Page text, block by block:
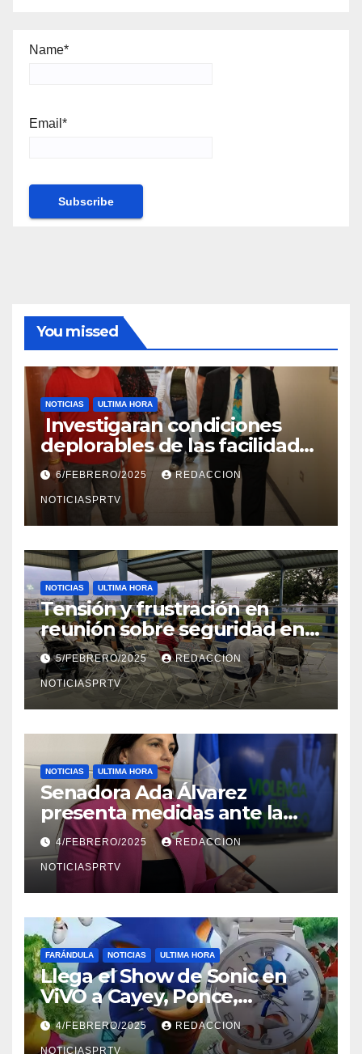
Name*
Email*
You missed
NOTICIAS ULTIMA HORA
Investigaran condiciones
deplorables de las facilidades
el Departamento de la Salud
en Mayagüez
6/FEBRERO/2025 REDACCION
NOTICIASPRTV
NOTICIAS ULTIMA HORA
Tensión y frustración en
reunión sobre seguridad en
Reparto Metropolitano
5/FEBRERO/2025 REDACCION
NOTICIASPRTV
NOTICIAS ULTIMA HORA
Senadora Ada Álvarez
presenta medidas ante la
violencia en el noviazgo
4/FEBRERO/2025 REDACCION
NOTICIASPRTV
FARÁNDULA NOTICIAS ULTIMA HORA
Llega el Show de Sonic en
ViVO a Cayey, Ponce,
Barceloneta y Humacao,
Relojes gratis para el que
4/FEBRERO/2025 REDACCION
NOTICIASPRTV